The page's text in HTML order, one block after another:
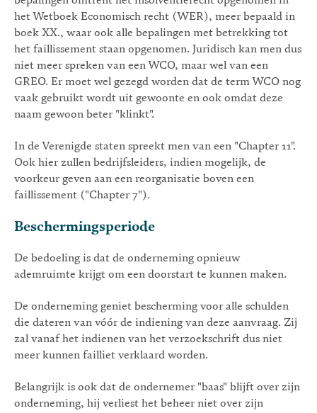
het Wetboek Economisch recht (WER), meer bepaald in
boek XX., waar ook alle bepalingen met betrekking tot
het faillissement staan opgenomen. Juridisch kan men dus
niet meer spreken van een WCO, maar wel van een
GREO. Er moet wel gezegd worden dat de term WCO nog
vaak gebruikt wordt uit gewoonte en ook omdat deze
naam gewoon beter "klinkt".
In de Verenigde staten spreekt men van een "Chapter 11".
Ook hier zullen bedrijfsleiders, indien mogelijk, de
voorkeur geven aan een reorganisatie boven een
faillissement ("Chapter 7").
Beschermingsperiode
De bedoeling is dat de onderneming opnieuw
ademruimte krijgt om een doorstart te kunnen maken.
De onderneming geniet bescherming voor alle schulden
die dateren van vóór de indiening van deze aanvraag. Zij
zal vanaf het indienen van het verzoekschrift dus niet
meer kunnen failliet verklaard worden.
Belangrijk is ook dat de ondernemer "baas" blijft over zijn
onderneming, hij verliest het beheer niet over zijn